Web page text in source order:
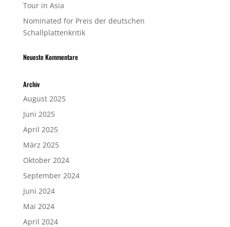
Tour in Asia
Nominated for Preis der deutschen
Schallplattenkritik
Neueste Kommentare
Archiv
August 2025
Juni 2025
April 2025
März 2025
Oktober 2024
September 2024
Juni 2024
Mai 2024
April 2024